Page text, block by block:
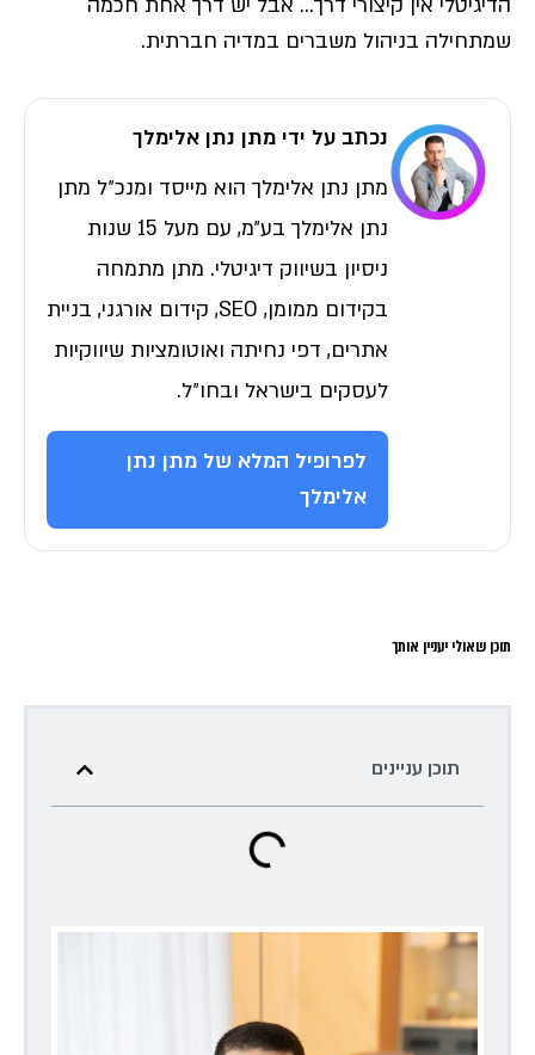
שמתחילה בניהול משברים במדיה חברתית.
נכתב על ידי מתן נתן אלימלך
מתן נתן אלימלך הוא מייסד ומנכ״ל מתן
נתן אלימלך בע״מ, עם מעל 15 שנות
ניסיון בשיווק דיגיטלי. מתן מתמחה
בקידום ממומן, SEO, קידום אורגני, בניית
אתרים, דפי נחיתה ואוטומציות שיווקיות
לעסקים בישראל ובחו״ל.
לפרופיל המלא של מתן נתן
אלימלך
תוכן שאולי יעניין אותך
תוכן עניינים